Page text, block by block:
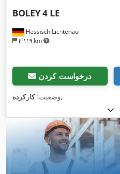
Hessisch Lichtenau
۴٬۱۱۹ km
BOLEY4 LE
درخواست کردن
وضعیت:کارکرده ,